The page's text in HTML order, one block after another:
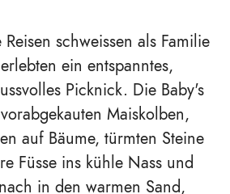
schweissen als Familie
ein entspanntes,
Picknick. Die Baby's
Maiskolben,
auf Bäume, türmten Steine
Füsse ins kühle Nass und
in den warmen Sand,